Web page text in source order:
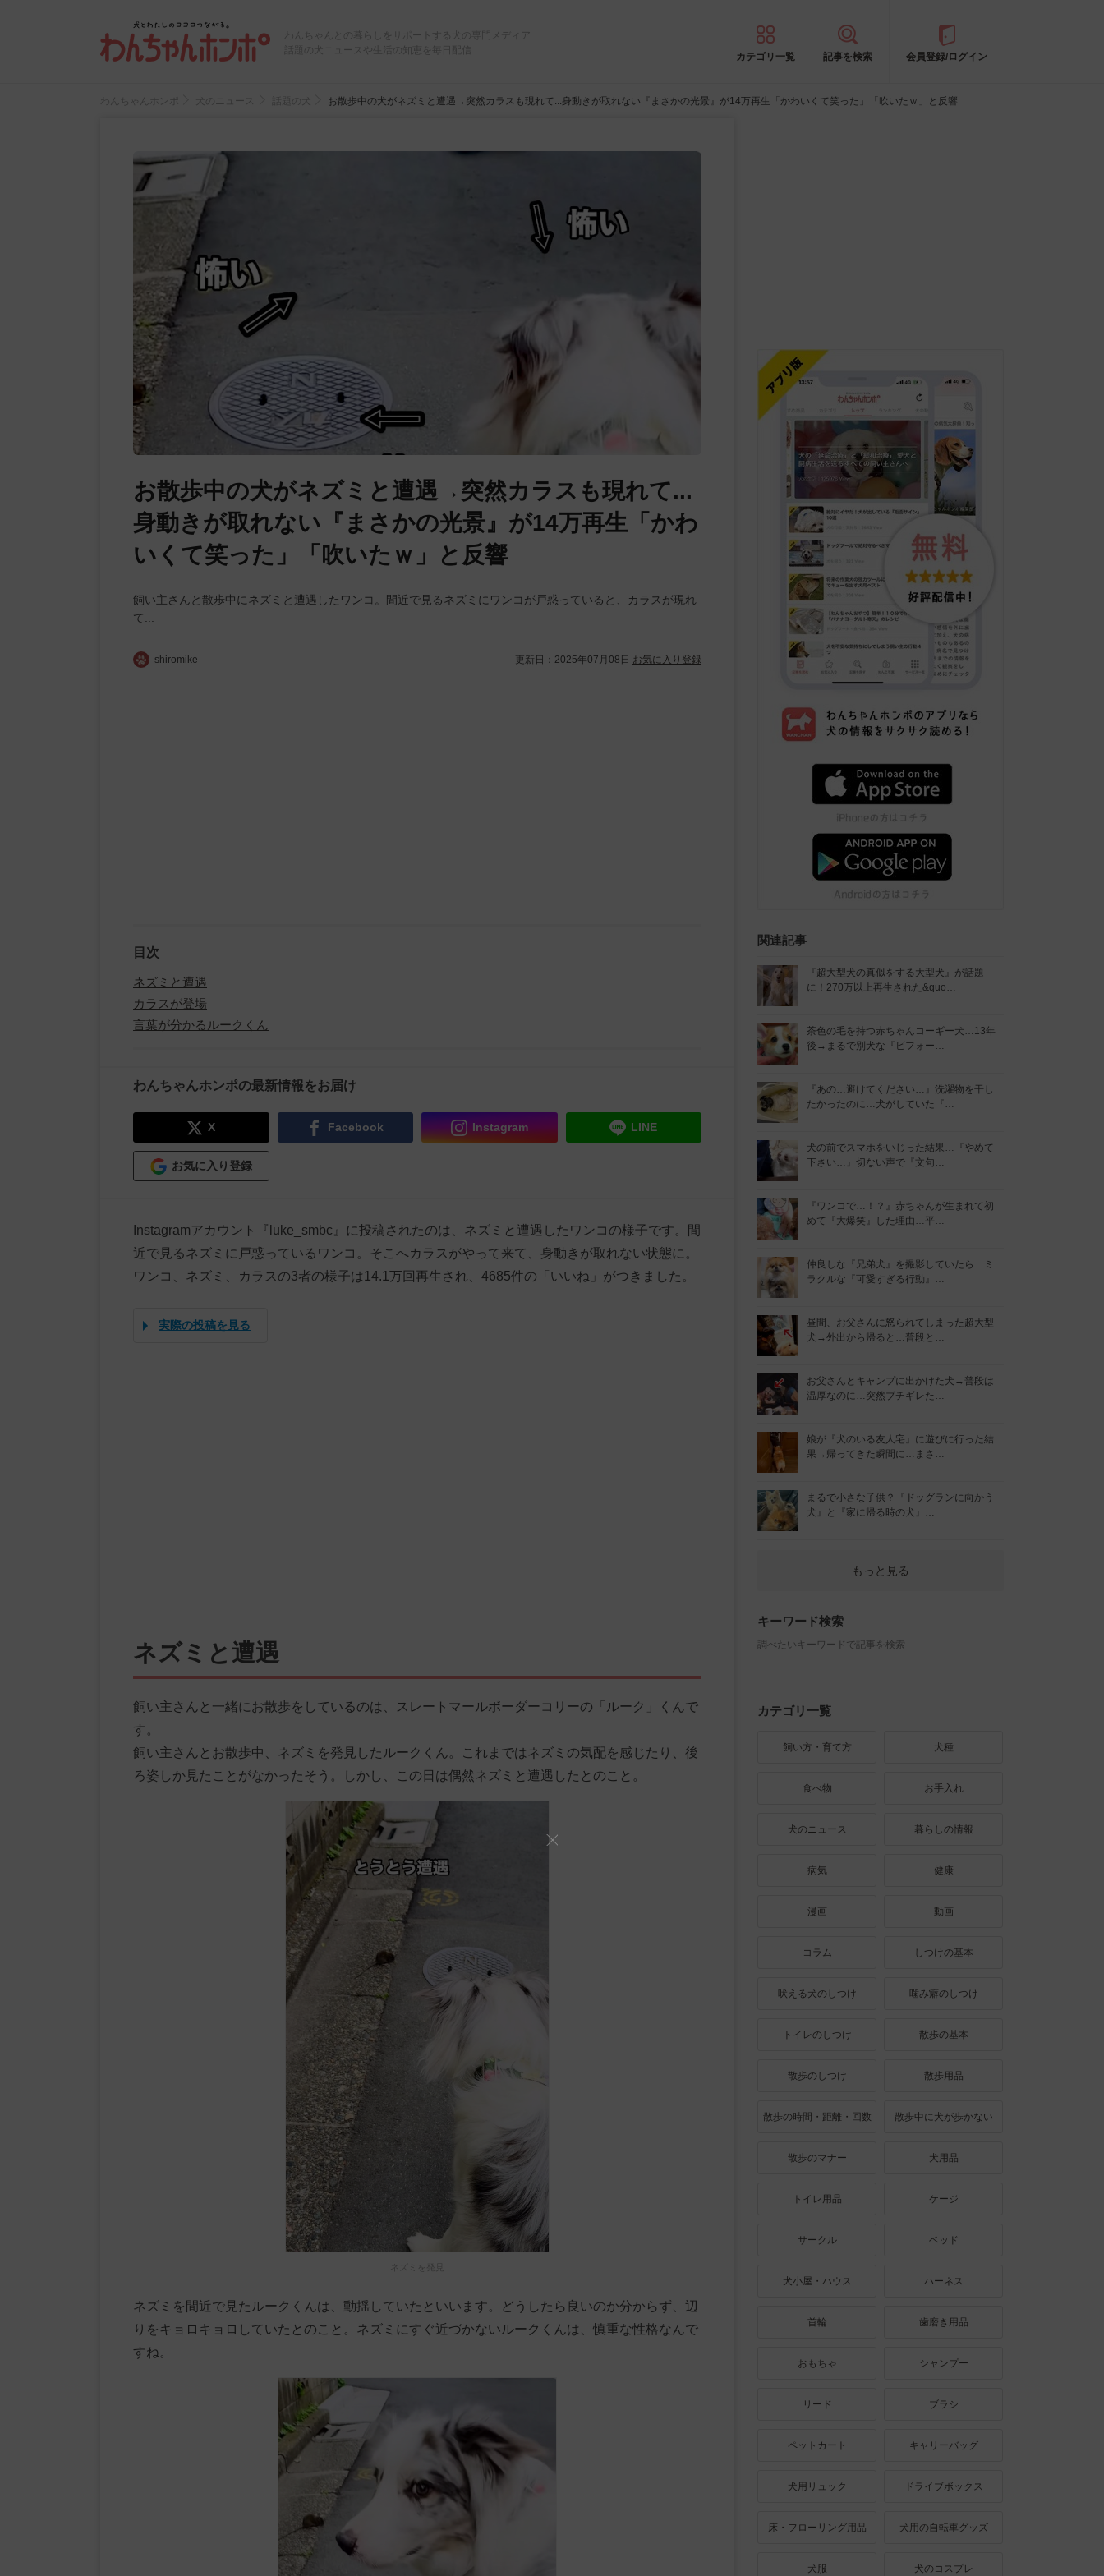
わんちゃんとの暮らしをサポートする犬の専門メディア
話題の犬ニュースや生活の知恵を毎日配信
カテゴリ一覧 記事を検索 会員登録/ログイン
わんちゃんホンポ 犬のニュース 話題の犬 お散歩中の犬がネズミと遭遇→突然カラスも現れて...身動きが取れない『まさかの光景』が14万再生「かわいくて笑った」「吹いたｗ」と反響
お散歩中の犬がネズミと遭遇→突然カラスも現れて...
身動きが取れない『まさかの光景』が14万再生「かわ
いくて笑った」「吹いたｗ」と反響
飼い主さんと散歩中にネズミと遭遇したワンコ。間近で見るネズミにワンコが戸惑っていると、カラスが現れ
て...
shiromike 更新日： 2025年07月08日 お気に入り登録
目次
ネズミと遭遇
カラスが登場
言葉が分かるルークくん
わんちゃんホンポの最新情報をお届け
X Facebook Instagram LINE
お気に入り登録
Instagramアカウント『luke_smbc』に投稿されたのは、ネズミと遭遇したワンコの様子です。間
近で見るネズミに戸惑っているワンコ。そこへカラスがやって来て、身動きが取れない状態に。
ワンコ、ネズミ、カラスの3者の様子は14.1万回再生され、4685件の「いいね」がつきました。
実際の投稿を見る
ネズミと遭遇
飼い主さんと一緒にお散歩をしているのは、スレートマールボーダーコリーの「ルーク」くんで
す。
飼い主さんとお散歩中、ネズミを発見したルークくん。これまではネズミの気配を感じたり、後
ろ姿しか見たことがなかったそう。しかし、この日は偶然ネズミと遭遇したとのこと。
ネズミを発見
ネズミを間近で見たルークくんは、動揺していたといいます。どうしたら良いのか分からず、辺
りをキョロキョロしていたとのこと。ネズミにすぐ近づかないルークくんは、慎重な性格なんで
すね。
関連記事
『超大型犬の真似をする大型犬』が話題
に！270万以上再生された&quo…
茶色の毛を持つ赤ちゃんコーギー犬…13年
後→まるで別犬な『ビフォー…
『あの…避けてください…』洗濯物を干し
たかったのに…犬がしていた『…
犬の前でスマホをいじった結果…『やめて
下さい…』切ない声で『文句…
『ワンコで…！？』赤ちゃんが生まれて初
めて『大爆笑』した理由…平…
仲良しな『兄弟犬』を撮影していたら…ミ
ラクルな『可愛すぎる行動』…
昼間、お父さんに怒られてしまった超大型
犬→外出から帰ると…普段と…
お父さんとキャンプに出かけた犬→普段は
温厚なのに…突然ブチギレた…
娘が『犬のいる友人宅』に遊びに行った結
果→帰ってきた瞬間に…まさ…
まるで小さな子供？『ドッグランに向かう
犬』と『家に帰る時の犬』…
もっと見る
キーワード検索
調べたいキーワードで記事を検索
カテゴリ一覧
飼い方・育て方 犬種
食べ物 お手入れ
犬のニュース 暮らしの情報
病気 健康
漫画 動画
コラム しつけの基本
吠える犬のしつけ 噛み癖のしつけ
トイレのしつけ 散歩の基本
散歩のしつけ 散歩用品
散歩の時間・距離・回数 散歩中に犬が歩かない
散歩のマナー 犬用品
トイレ用品 ケージ
サークル ベッド
犬小屋・ハウス ハーネス
首輪 歯磨き用品
おもちゃ シャンプー
リード ブラシ
ペットカート キャリーバッグ
犬用リュック ドライブボックス
床・フローリング用品 犬用の自転車グッズ
犬服 犬のコスプレ